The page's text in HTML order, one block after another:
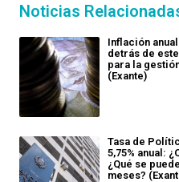
Noticias
Inflación anual
detrás de
para la
(Exante)
Tasa de
5,75% anual:
¿Qué se
meses?